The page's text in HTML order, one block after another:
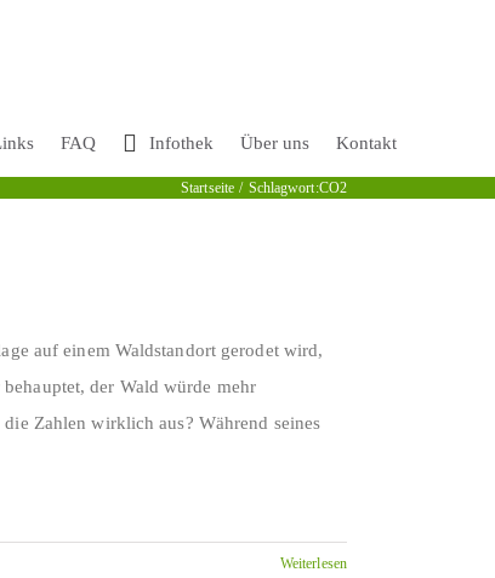
FAQ Infothek Über uns Kontakt
Startseite Schlagwort:CO2
auf einem Waldstandort gerodet wird,
der Wald würde mehr
Zahlen wirklich aus? Während seines
Weiterlesen